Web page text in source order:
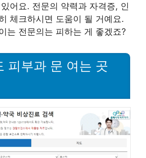
어요. 전문의 약력과 자격증, 인
체크하시면 도움이 될 거예요.
는 전문의는 피하는 게 좋겠죠?
피부과 문 여는 곳